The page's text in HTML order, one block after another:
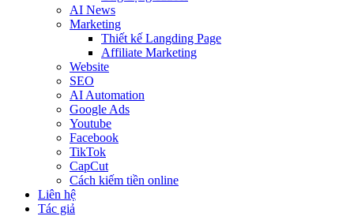
AI News
Marketing
Thiết kế Langding Page
Affiliate Marketing
Website
SEO
AI Automation
Google Ads
Youtube
Facebook
TikTok
CapCut
Cách kiếm tiền online
Liên hệ
Tác giả